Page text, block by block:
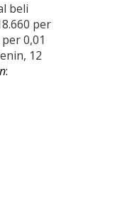
beli
per
0,01
12
: